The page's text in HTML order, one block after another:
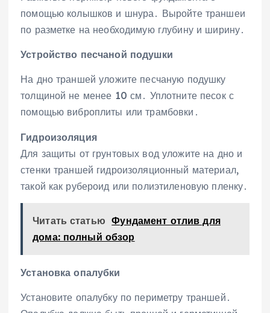
помощью колышков и шнура․ Выройте траншеи
по разметке на необходимую глубину и ширину․
Устройство песчаной подушки
На дно траншей уложите песчаную подушку
толщиной не менее 10 см․ Уплотните песок с
помощью виброплиты или трамбовки․
Гидроизоляция
Для защиты от грунтовых вод уложите на дно и
стенки траншей гидроизоляционный материал‚
такой как рубероид или полиэтиленовую пленку․
Читать статью Фундамент отлив для
дома: полный обзор
Установка опалубки
Установите опалубку по периметру траншей․